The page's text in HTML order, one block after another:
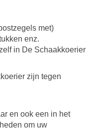
met)
enz.
in De Schaakkoerier
zijn tegen
en ook een in het
om uw